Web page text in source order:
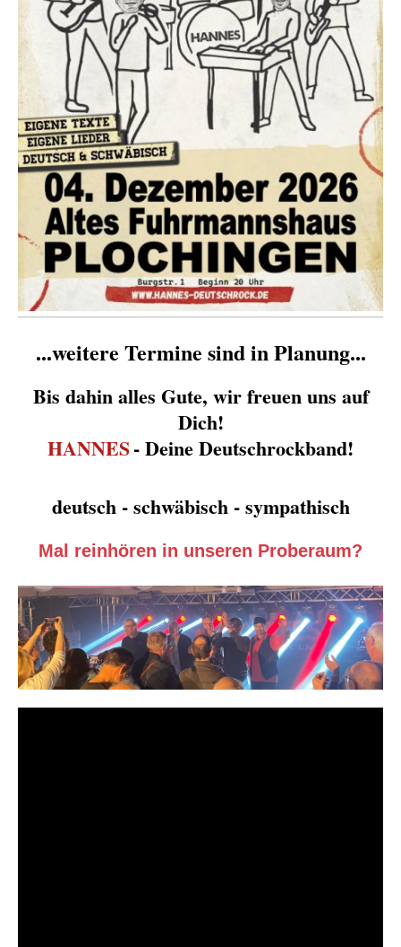
...weitere Termine sind in Planung...
Bis dahin alles Gute, wir freuen uns auf
Dich!
HANNES- Deine Deutschrockband!
deutsch - schwäbisch - sympathisch
Mal reinhören in unseren Proberaum?